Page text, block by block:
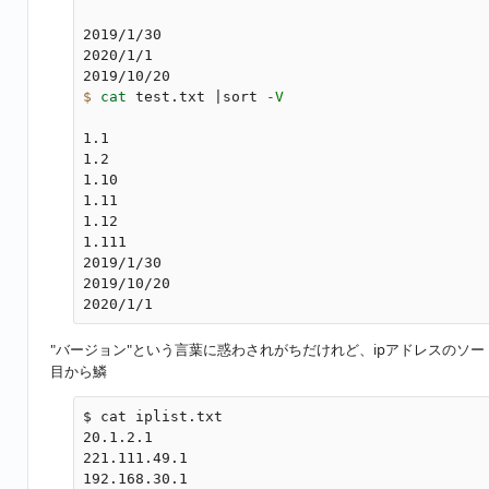
2019/1/30
2020/1/1
$ cat test.txt |sort -V
1.1
1.2
1.10
1.11
1.12
1.111
2019/1/30
2019/10/20
"バージョン"という言葉に惑わされがちだけれど、ipアドレスのソ
目から鱗
$ cat iplist.txt
20.1.2.1
221.111.49.1
192.168.30.1